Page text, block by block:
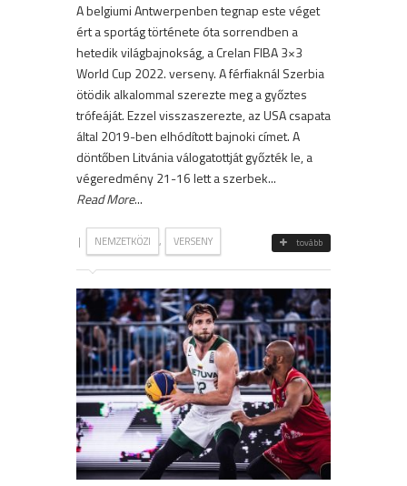
A belgiumi Antwerpenben tegnap este véget
ért a sportág története óta sorrendben a
hetedik világbajnokság, a Crelan FIBA 3×3
World Cup 2022. verseny. A férfiaknál Szerbia
ötödik alkalommal szerezte meg a győztes
trófeáját. Ezzel visszaszerezte, az USA csapata
által 2019-ben elhódított bajnoki címet. A
döntőben Litvánia válogatottját győzték le, a
végeredmény 21-16 lett a szerbek...
Read More...
| NEMZETKÖZI , VERSENY tovább